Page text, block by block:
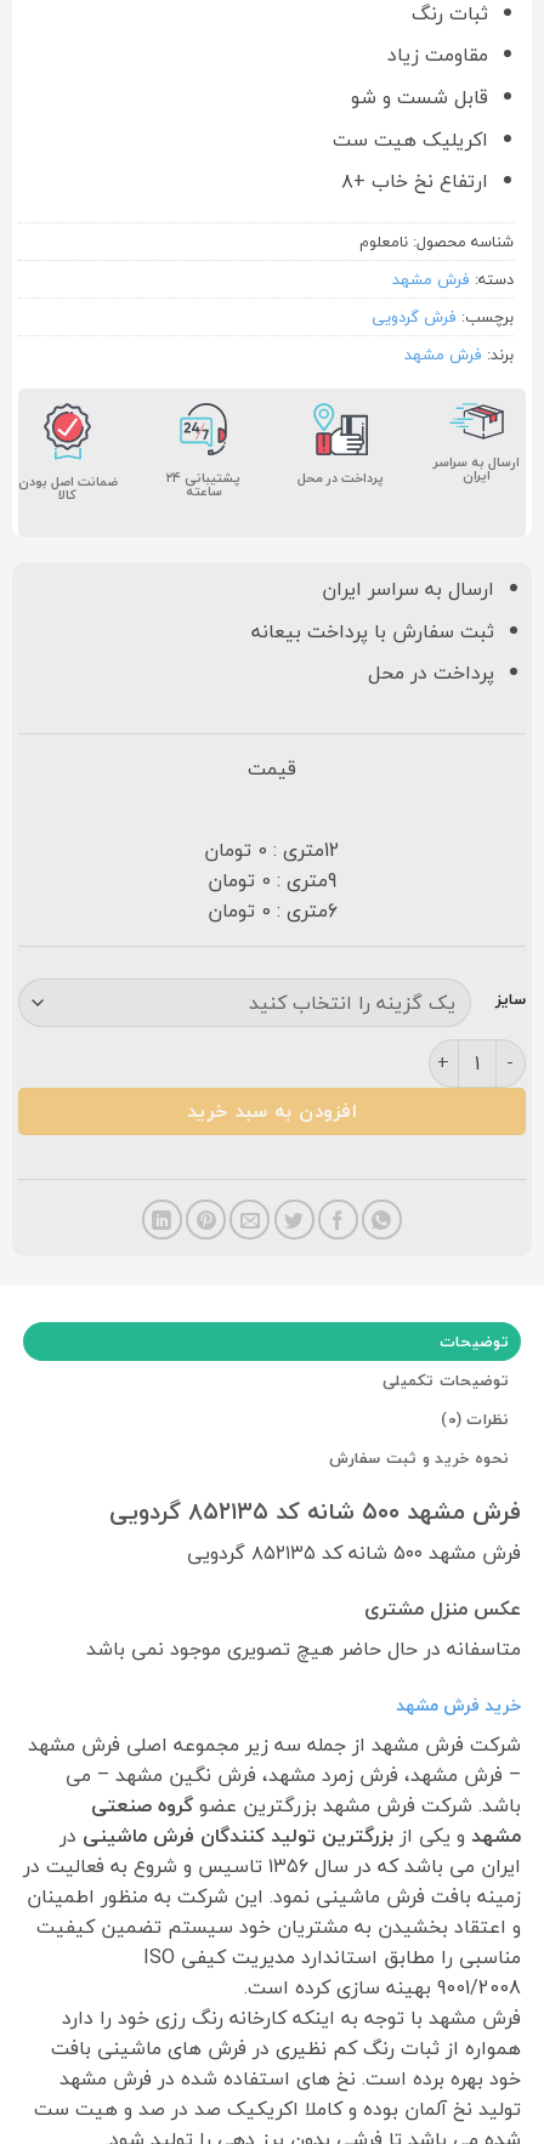
ثبات رنگ
مقاومت زیاد
قابل شست و شو
اکریلیک هیت ست
ارتفاع نخ خاب +۸
شناسه محصول: نامعلوم
دسته: فرش مشهد
برچسب: فرش گردویی
برند: فرش مشهد
ارسال به سراسر
ایران پرداخت در محل پشتیبانی ۲۴
ساعته ضمانت اصل بودن
کالا
ارسال به سراسر ایران
ثبت سفارش با پرداخت بیعانه
پرداخت در محل
قیمت
12متری : 0 تومان
9متری : 0 تومان
6متری : 0 تومان
سایز
فرش مشهد ۵۰۰ شانه کد ۸۵۲۱۳۵ گردویی عدد
افزودن به سبد خرید
توضیحات
توضیحات تکمیلی
نظرات (0)
نحوه خرید و ثبت سفارش
فرش مشهد ۵۰۰ شانه کد ۸۵۲۱۳۵ گردویی
فرش مشهد ۵۰۰ شانه کد ۸۵۲۱۳۵ گردویی
عکس منزل مشتری
متاسفانه در حال حاضر هیچ تصویری موجود نمی باشد
خرید فرش مشهد
شرکت فرش مشهد از جمله سه زیر مجموعه اصلی فرش مشهد
– فرش مشهد، فرش زمرد مشهد، فرش نگین مشهد – می
باشد. شرکت فرش مشهد بزرگترین عضوگروه صنعتی
مشهدو یکی از بزرگترین تولید کنندگان فرش ماشینی در
ایران می باشد که در سال ۱۳۵۶ تاسیس و شروع به فعالیت در
زمینه بافت فرش ماشینی نمود. این شرکت به منظور اطمینان
و اعتقاد بخشیدن به مشتریان خود سیستم تضمین کیفیت
مناسبی را مطابق استاندارد مدیریت کیفی ISO
9001/2008 بهینه سازی کرده است.
فرش مشهد با توجه به اینکه کارخانه رنگ رزی خود را دارد
همواره از ثبات رنگ کم نظیری در فرش های ماشینی بافت
خود بهره برده است. نخ های استفاده شده در فرش مشهد
تولید نخ آلمان بوده و کاملا اکریکیک صد در صد و هیت ست